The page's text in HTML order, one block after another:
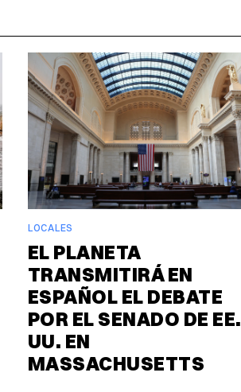
LOCALES
EL PLANETA
TRANSMITIRÁ EN
ESPAÑOL EL DEBATE
POR EL SENADO DE EE.
UU. EN
MASSACHUSETTS